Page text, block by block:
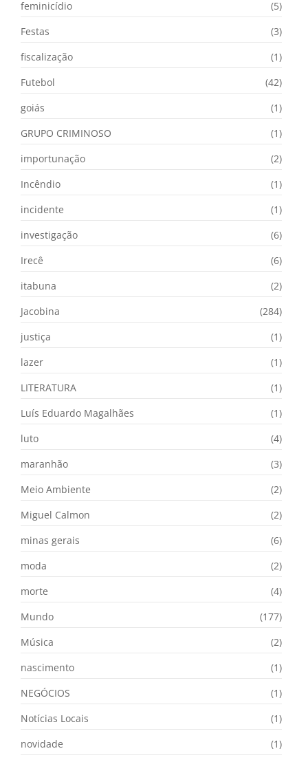
feminicídio
(5)
Festas
(3)
fiscalização
(1)
Futebol
(42)
goiás
(1)
GRUPO CRIMINOSO
(1)
importunação
(2)
Incêndio
(1)
incidente
(1)
investigação
(6)
Irecê
(6)
itabuna
(2)
Jacobina
(284)
justiça
(1)
lazer
(1)
LITERATURA
(1)
Luís Eduardo Magalhães
(1)
luto
(4)
maranhão
(3)
Meio Ambiente
(2)
Miguel Calmon
(2)
minas gerais
(6)
moda
(2)
morte
(4)
Mundo
(177)
Música
(2)
nascimento
(1)
NEGÓCIOS
(1)
Notícias Locais
(1)
novidade
(1)